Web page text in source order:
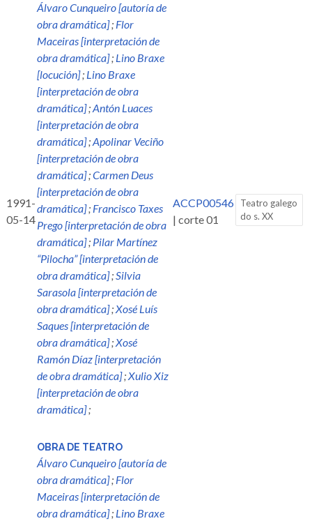
1991-
05-14
Álvaro Cunqueiro [autoría de
obra dramática]; Flor
Maceiras [interpretación de
obra dramática]; Lino Braxe
[locución]; Lino Braxe
[interpretación de obra
dramática];Antón Luaces
[interpretación de obra
dramática];Apolinar Veciño
[interpretación de obra
dramática];Carmen Deus
[interpretación de obra
dramática]; Francisco Taxes
Prego [interpretación de obra
dramática]; Pilar Martínez
“Pilocha” [interpretación de
obra dramática];Silvia
Sarasola [interpretación de
obra dramática];Xosé Luís
Saques [interpretación de
obra dramática];Xosé
Ramón Díaz [interpretación
de obra dramática];Xulio Xiz
[interpretación de obra
dramática];
ACCP00546
| corte 01
Teatro galego
do s. XX
OBRA DE TEATRO
Álvaro Cunqueiro [autoría de
obra dramática]; Flor
Maceiras [interpretación de
obra dramática]; Lino Braxe